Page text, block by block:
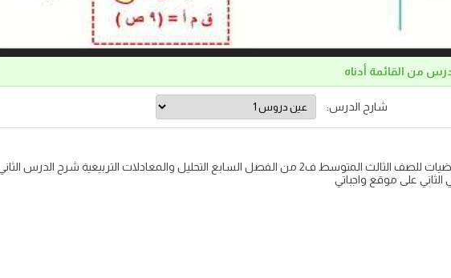
من القائمة أدناه
شارح الدرس:
على موقع واجباتي